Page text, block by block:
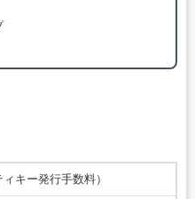
キー発行手数料）